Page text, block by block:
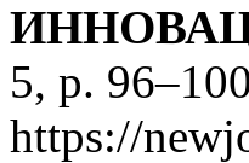
5, p.
https://